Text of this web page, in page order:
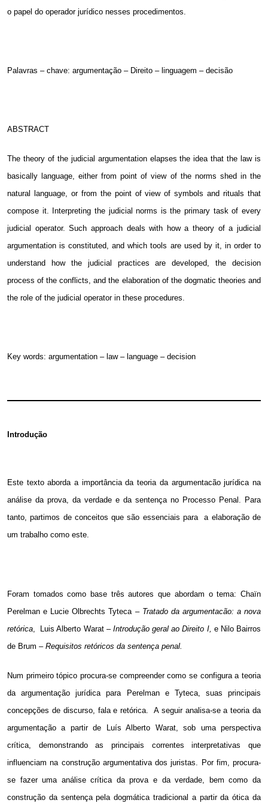
o papel do operador jurídico nesses procedimentos.
Palavras – chave: argumentação – Direito – linguagem – decisão
ABSTRACT
The theory of the judicial argumentation elapses the idea that the law is
basically language, either from point of view of the norms shed in the
natural language, or from the point of view of symbols and rituals that
compose it. Interpreting the judicial norms is the primary task of every
judicial operator. Such approach deals with how a theory of a judicial
argumentation is constituted, and which tools are used by it, in order to
understand how the judicial practices are developed, the decision
process of the conflicts, and the elaboration of the dogmatic theories and
the role of the judicial operator in these procedures.
Key words: argumentation – law – language – decision
Introdução
Este texto aborda a importância da teoria da argumentacão jurídica na
análise da prova, da verdade e da sentença no Processo Penal. Para
tanto, partimos de conceitos que são essenciais para
a elaboração de
um trabalho como este.
Foram tomados como base três autores que abordam o tema: Chaïn
Perelman e Lucie Olbrechts Tyteca – Tratado da argumentacão: a nova
retórica
Luis Alberto Warat – Introdução geral ao Direito I, e Nilo Bairros
de Brum – Requisitos retóricos da sentença penal.
Num primeiro tópico procura-se compreender como se configura a teoria
da argumentação jurídica para Perelman e Tyteca, suas principais
concepções de discurso, fala e retórica.
A seguir analisa-se a teoria da
argumentação a partir de Luís Alberto Warat, sob uma perspectiva
crítica, demonstrando as principais correntes interpretativas que
influenciam na construção argumentativa dos juristas. Por fim, procura-
se fazer uma análise crítica da prova e da verdade, bem como da
construção da sentença pela dogmática tradicional a partir da ótica da